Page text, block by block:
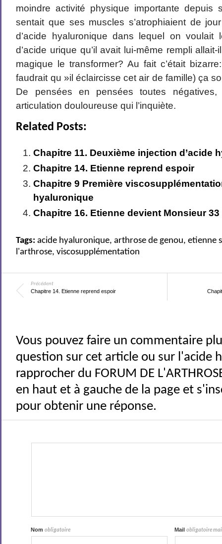
moindre activité physique importante
sentait que ses muscles s’atrophiaient de
d’acide hyaluronique dans lequel on voulait
d’acide urique qu’il avait lui-même rempli
magique le transformer? Au fait c’était
faudrait qu »il éclaircisse cet air de famille) ça
De pensées en pensées toutes
articulation douloureuse qui l’inquiète.
Related Posts:
Chapitre 11. Deuxième injection d’acide
Chapitre 14. Etienne reprend espoir
Chapitre 9 Première
hyaluronique
Chapitre 16. Etienne devient Monsieur 33
Tags:acide hyaluronique,arthrose de genou,etienne
l'arthrose,viscosupplémentation
Précédent
Chapitre 14. Etienne reprend espoir
Vous pouvez faire un commentaire
question sur cet article ou sur l'acide
rapprocher du FORUM DE
en haut et à gauche de la page et
pour obtenir une réponse.
Nomobligatoire Mailobligatoire